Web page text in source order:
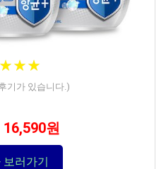
★★★
★★★
기가 있습니다.)
16,590원
보러가기